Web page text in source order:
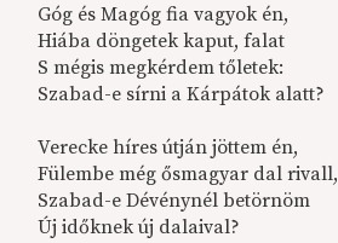
Góg és Magóg fia vagyok én,
Hiába döngetek kaput, falat
S mégis megkérdem tőletek:
Szabad-e sírni a Kárpátok alatt?
Verecke híres útján jöttem én,
Fülembe még ősmagyar dal rivall,
Szabad-e Dévénynél betörnöm
Új időknek új dalaival?